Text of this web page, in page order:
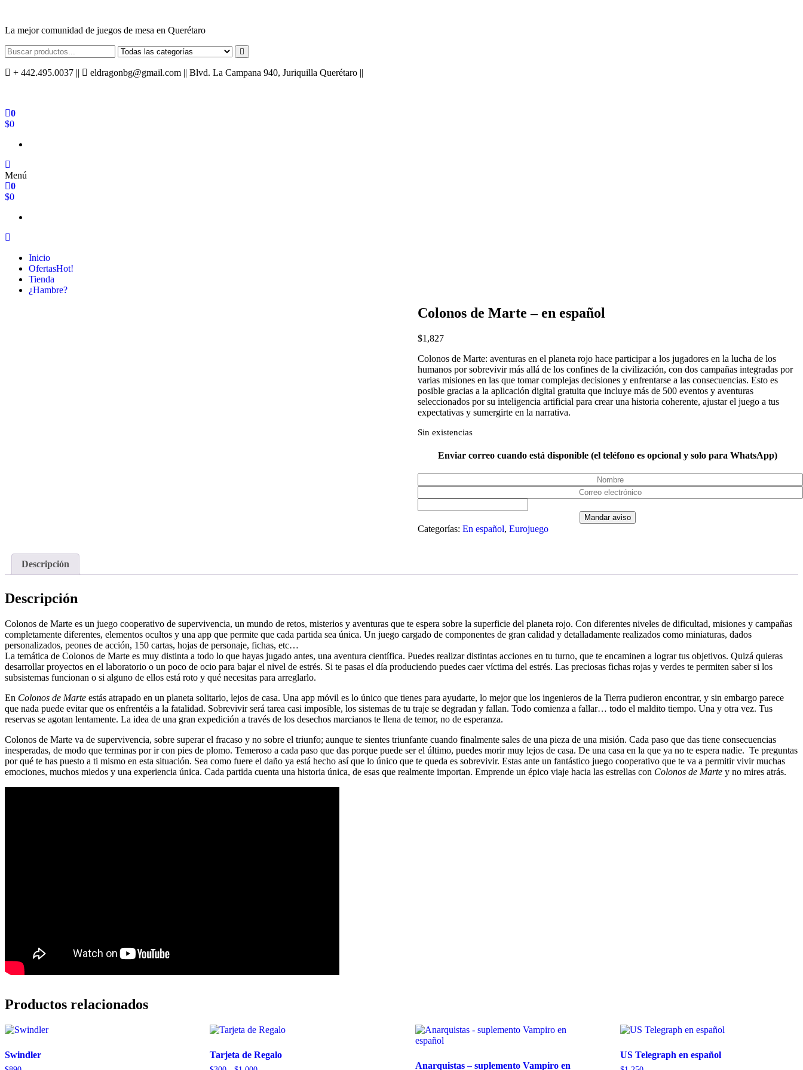
contenido
La mejor comunidad de juegos de mesa en Querétaro
+ 442.495.0037 || eldragonbg@gmail.com || Blvd. La Campana 940, Juriquilla Querétaro ||
0
$0
Menú
0
$0
Inicio
OfertasHot!
Tienda
¿Hambre?
Colonos de Marte – en español
$1,827
Colonos de Marte: aventuras en el planeta rojo hace participar a los jugadores en la lucha de los
humanos por sobrevivir más allá de los confines de la civilización, con dos campañas integradas por
varias misiones en las que tomar complejas decisiones y enfrentarse a las consecuencias. Esto es
posible gracias a la aplicación digital gratuita que incluye más de 500 eventos y aventuras
seleccionados por su inteligencia artificial para crear una historia coherente, ajustar el juego a tus
expectativas y sumergirte en la narrativa.
Sin existencias
Enviar correo cuando está disponible (el teléfono es opcional y solo para WhatsApp)
Categorías: En español, Eurojuego
Descripción
Descripción
Colonos de Marte es un juego cooperativo de supervivencia, un mundo de retos, misterios y aventuras que te espera sobre la superficie del planeta rojo. Con diferentes niveles de dificultad, misiones y campañas
completamente diferentes, elementos ocultos y una app que permite que cada partida sea única. Un juego cargado de componentes de gran calidad y detalladamente realizados como miniaturas, dados
personalizados, peones de acción, 150 cartas, hojas de personaje, fichas, etc…
La temática de Colonos de Marte es muy distinta a todo lo que hayas jugado antes, una aventura científica. Puedes realizar distintas acciones en tu turno, que te encaminen a lograr tus objetivos. Quizá quieras
desarrollar proyectos en el laboratorio o un poco de ocio para bajar el nivel de estrés. Si te pasas el día produciendo puedes caer víctima del estrés. Las preciosas fichas rojas y verdes te permiten saber si los
subsistemas funcionan o si alguno de ellos está roto y qué necesitas para arreglarlo.
En Colonos de Marte estás atrapado en un planeta solitario, lejos de casa. Una app móvil es lo único que tienes para ayudarte, lo mejor que los ingenieros de la Tierra pudieron encontrar, y sin embargo parece
que nada puede evitar que os enfrentéis a la fatalidad. Sobrevivir será tarea casi imposible, los sistemas de tu traje se degradan y fallan. Todo comienza a fallar… todo el maldito tiempo. Una y otra vez. Tus
reservas se agotan lentamente. La idea de una gran expedición a través de los desechos marcianos te llena de temor, no de esperanza.
Colonos de Marte va de supervivencia, sobre superar el fracaso y no sobre el triunfo; aunque te sientes triunfante cuando finalmente sales de una pieza de una misión. Cada paso que das tiene consecuencias
inesperadas, de modo que terminas por ir con pies de plomo. Temeroso a cada paso que das porque puede ser el último, puedes morir muy lejos de casa. De una casa en la que ya no te espera nadie. Te preguntas
por qué te has puesto a ti mismo en esta situación. Sea como fuere el daño ya está hecho así que lo único que te queda es sobrevivir. Estas ante un fantástico juego cooperativo que te va a permitir vivir muchas
emociones, muchos miedos y una experiencia única. Cada partida cuenta una historia única, de esas que realmente importan. Emprende un épico viaje hacia las estrellas con Colonos de Marte y no mires atrás.
Productos relacionados
Swindler Tarjeta de Regalo
Anarquistas – suplemento Vampiro en
US Telegraph en español